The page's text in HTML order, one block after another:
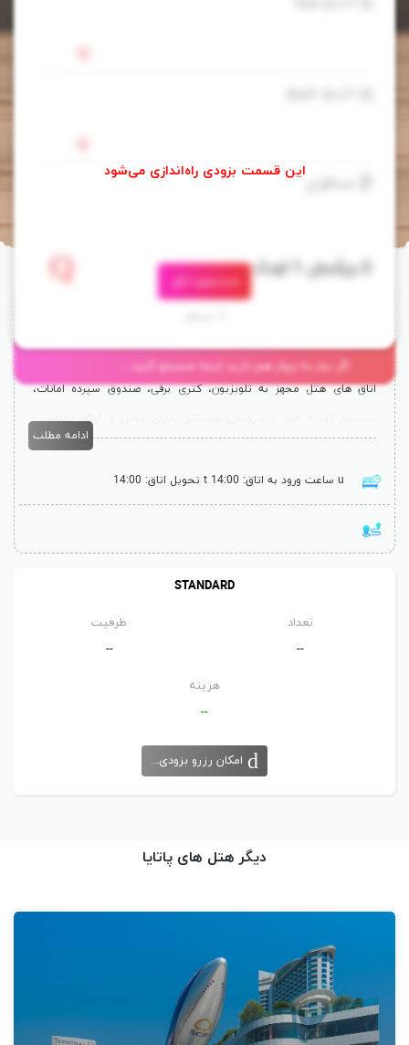
جستجوی اتاق
اگر نیاز به پرواز هم دارید اینجا جستجو کنید...
واقع شده است.
اتاق های هتل مجهز به تلویزیون، کتری برقی، صندوق سپرده امانات،
سیستم تهویه هوا و سرویس بهداشتی دارای دوش و لوازم بهداشتی
ادامه مطلب
ساعت ورود به اتاق: 14:00 تحویل اتاق: 14:00
STANDARD
تعداد
--
ظرفیت
--
هزینه
--
امکان رزرو بزودی...
دیگر هتل های پاتایا